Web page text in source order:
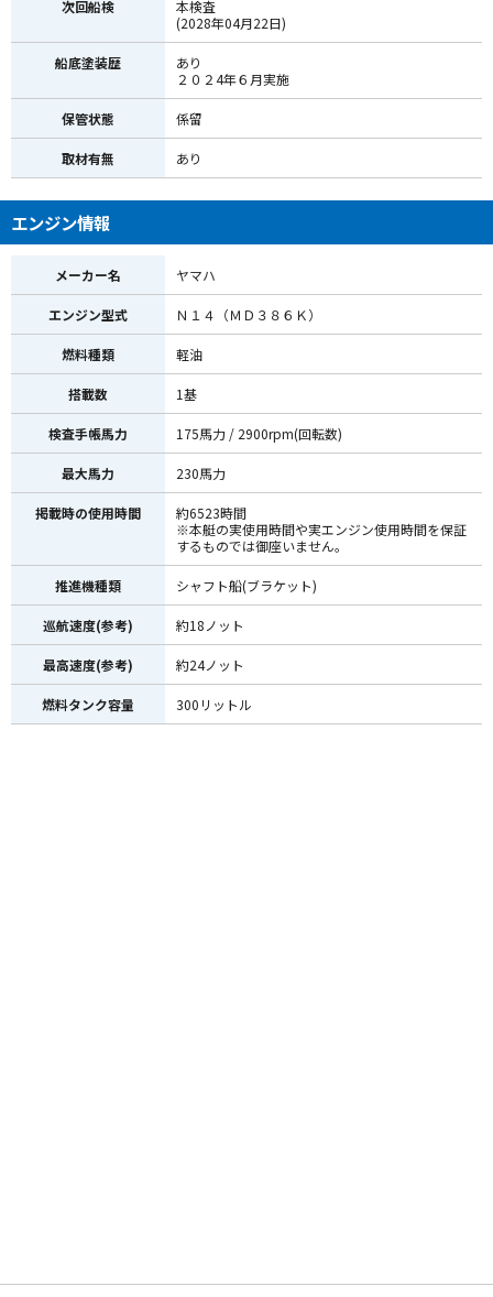
次回船検
本検査
(2028年04月22日)
船底塗装歴
あり
２０２4年６月実施
保管状態 係留
取材有無 あり
エンジン情報
メーカー名 ヤマハ
エンジン型式 Ｎ１４（ＭＤ３８６Ｋ）
燃料種類 軽油
搭載数 1基
検査手帳馬力 175馬力 / 2900rpm(回転数)
最大馬力 230馬力
掲載時の使用時間
約6523時間
※本艇の実使用時間や実エンジン使用時間を保証
するものでは御座いません。
推進機種類 シャフト船(ブラケット)
巡航速度(参考) 約18ノット
最高速度(参考) 約24ノット
燃料タンク容量 300リットル